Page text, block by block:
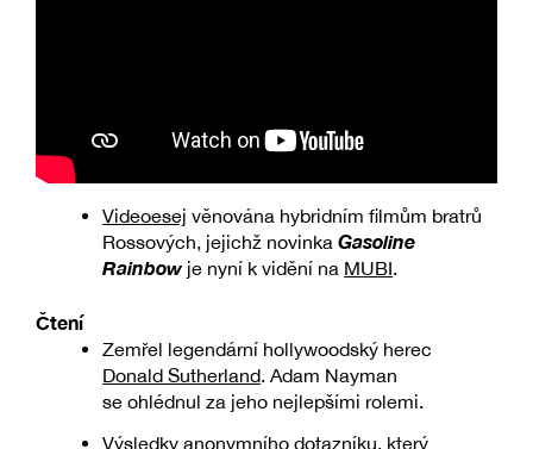
Videoesej věnována hybridním filmům bratrů
Rossových, jejichž novinkaGasoline
Rainbowje nyní k vidění na MUBI.
Čtení
Zemřel legendární hollywoodský herec
Donald Sutherland. Adam Nayman
se ohlédnul za jeho nejlepšími rolemi.
Výsledky anonymníhodotazníku, který